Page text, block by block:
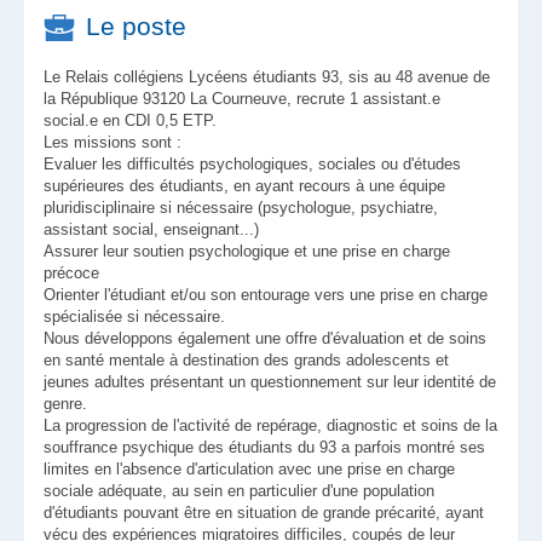
Le poste
Le Relais collégiens Lycéens étudiants 93, sis au 48 avenue de
la République 93120 La Courneuve, recrute 1 assistant.e
social.e en CDI 0,5 ETP.
Les missions sont :
Evaluer les difficultés psychologiques, sociales ou d'études
supérieures des étudiants, en ayant recours à une équipe
pluridisciplinaire si nécessaire (psychologue, psychiatre,
assistant social, enseignant...)
Assurer leur soutien psychologique et une prise en charge
précoce
Orienter l'étudiant et/ou son entourage vers une prise en charge
spécialisée si nécessaire.
Nous développons également une offre d'évaluation et de soins
en santé mentale à destination des grands adolescents et
jeunes adultes présentant un questionnement sur leur identité de
genre.
La progression de l'activité de repérage, diagnostic et soins de la
souffrance psychique des étudiants du 93 a parfois montré ses
limites en l'absence d'articulation avec une prise en charge
sociale adéquate, au sein en particulier d'une population
d'étudiants pouvant être en situation de grande précarité, ayant
vécu des expériences migratoires difficiles, coupés de leur